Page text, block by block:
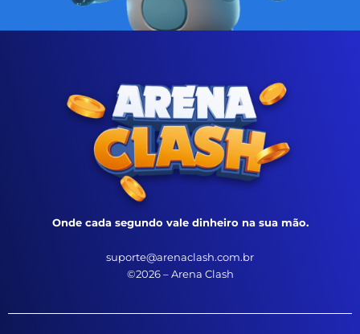
Onde cada segundo vale dinheiro na sua mão.
suporte@arenaclash.com.br
©2026 – Arena Clash